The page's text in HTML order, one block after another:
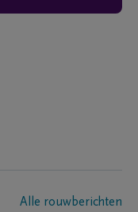
Alle rouwberichten